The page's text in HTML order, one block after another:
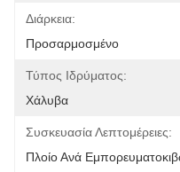
Διάρκεια:
Προσαρμοσμένο
Τύπος Ιδρύματος:
Χάλυβα
Συσκευασία Λεπτομέρειες:
Πλοίο Ανά